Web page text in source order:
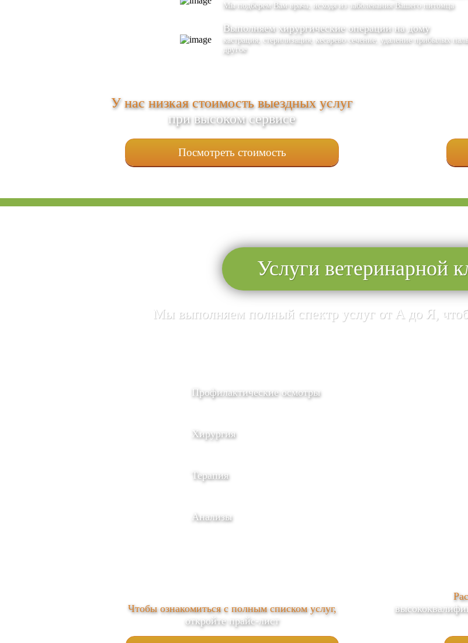
Мы подберем Вам врача, исходя из заболевания Вашего питомца
Выполняем хирургические операции на дому
кастрация, стерилизация, кесарево сечение, удаление прибылых
другое
У нас низкая стоимость выездных услуг
при высоком сервисе
Посмотреть стоимость
Услуги ветеринарной
Мы выполняем полный спектр услуг от А до Я,
Профилактические осмотры
Хирургия
Терапия
Анализы
Чтобы ознакомиться с полным списком услуг,
откройте прайс-лист